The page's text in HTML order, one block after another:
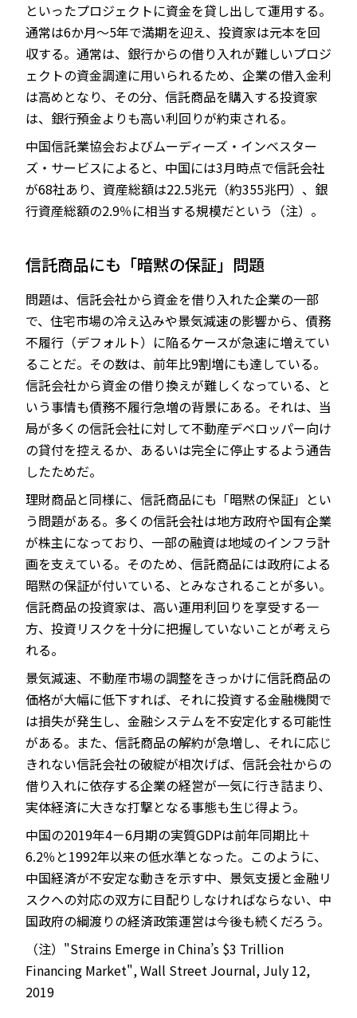
といったプロジェクトに資金を貸し出して運用する。
通常は6か月～5年で満期を迎え、投資家は元本を回
収する。通常は、銀行からの借り入れが難しいプロジ
ェクトの資金調達に用いられるため、企業の借入金利
は高めとなり、その分、信託商品を購入する投資家
は、銀行預金よりも高い利回りが約束される。
中国信託業協会およびムーディーズ・インベスター
ズ・サービスによると、中国には3月時点で信託会社
が68社あり、資産総額は22.5兆元（約355兆円）、銀
行資産総額の2.9％に相当する規模だという（注）。
信託商品にも「暗黙の保証」問題
問題は、信託会社から資金を借り入れた企業の一部
で、住宅市場の冷え込みや景気減速の影響から、債務
不履行（デフォルト）に陥るケースが急速に増えてい
ることだ。その数は、前年比9割増にも達している。
信託会社から資金の借り換えが難しくなっている、と
いう事情も債務不履行急増の背景にある。それは、当
局が多くの信託会社に対して不動産デベロッパー向け
の貸付を控えるか、あるいは完全に停止するよう通告
したためだ。
理財商品と同様に、信託商品にも「暗黙の保証」とい
う問題がある。多くの信託会社は地方政府や国有企業
が株主になっており、一部の融資は地域のインフラ計
画を支えている。そのため、信託商品には政府による
暗黙の保証が付いている、とみなされることが多い。
信託商品の投資家は、高い運用利回りを享受する一
方、投資リスクを十分に把握していないことが考えら
れる。
景気減速、不動産市場の調整をきっかけに信託商品の
価格が大幅に低下すれば、それに投資する金融機関で
は損失が発生し、金融システムを不安定化する可能性
がある。また、信託商品の解約が急増し、それに応じ
きれない信託会社の破綻が相次げば、信託会社からの
借り入れに依存する企業の経営が一気に行き詰まり、
実体経済に大きな打撃となる事態も生じ得よう。
中国の2019年4－6月期の実質GDPは前年同期比＋
6.2％と1992年以来の低水準となった。このように、
中国経済が不安定な動きを示す中、景気支援と金融リ
スクへの対応の双方に目配りしなければならない、中
国政府の綱渡りの経済政策運営は今後も続くだろう。
（注）"Strains Emerge in China’s $3 Trillion
Financing Market", Wall Street Journal, July 12,
2019